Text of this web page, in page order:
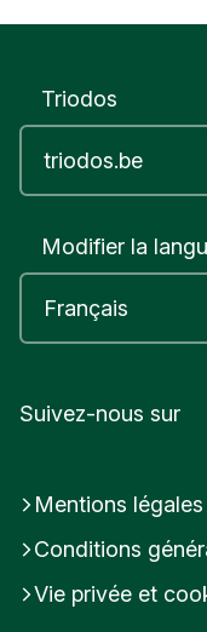
Triodos
Modifier la
Suivez-nous sur
Mentions légales
Conditions
Vie privée et